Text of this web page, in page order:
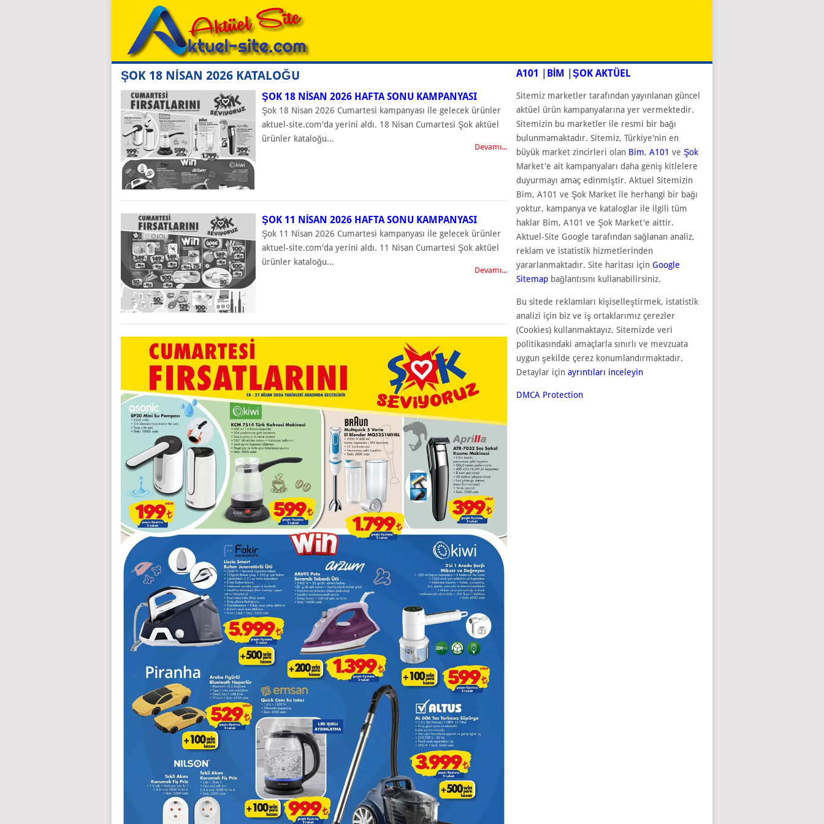
ŞOK 18 NİSAN 2026 KATALOĞU
ŞOK 18 NISAN 2026 HAFTA SONU KAMPANYASI
Şok 18 Nisan 2026 Cumartesi kampanyası ile gelecek ürünler
aktuel-site.com'da yerini aldı. 18 Nisan Cumartesi Şok aktüel
ürünler kataloğu...
Devamı...
ŞOK 11 NISAN 2026 HAFTA SONU KAMPANYASI
Şok 11 Nisan 2026 Cumartesi kampanyası ile gelecek ürünler
aktuel-site.com'da yerini aldı. 11 Nisan Cumartesi Şok aktüel
ürünler kataloğu...
Devamı...
A101 BİM ŞOK AKTÜEL
Sitemiz marketler tarafından yayınlanan güncel
aktüel ürün kampanyalarına yer vermektedir.
Sitemizin bu marketler ile resmi bir bağı
bulunmamaktadır. Sitemiz, Türkiye'nin en
büyük market zincirleri olan Bim, A101 ve Şok
Market'e ait kampanyaları daha geniş kitlelere
duyurmayı amaç edinmiştir. Aktuel Sitemizin
Bim, A101 ve Şok Market ile herhangi bir bağı
yoktur, kampanya ve kataloglar ile ilgili tüm
haklar Bim, A101 ve Şok Market'e aittir.
Aktuel-Site Google tarafından sağlanan analiz,
reklam ve istatistik hizmetlerinden
yararlanmaktadır. Site haritası için Google
Sitemap bağlantısını kullanabilirsiniz.
Bu sitede reklamları kişiselleştirmek, istatistik
analizi için biz ve iş ortaklarımız çerezler
(Cookies) kullanmaktayız. Sitemizde veri
politikasındaki amaçlarla sınırlı ve mevzuata
uygun şekilde çerez konumlandırmaktadır.
Detaylar için ayrıntıları inceleyin
DMCA Protection